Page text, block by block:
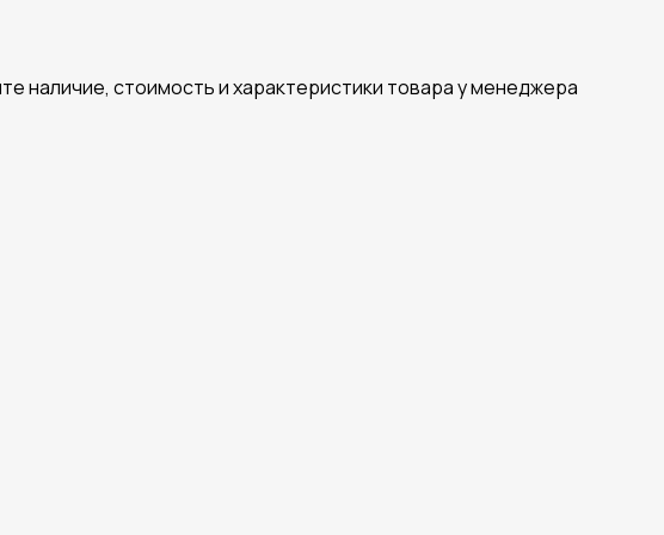
наличие, стоимость и характеристики товара у менеджера